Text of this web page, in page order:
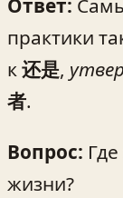
Ответ:
практики
к还是,
者.
Вопрос:
жизни?